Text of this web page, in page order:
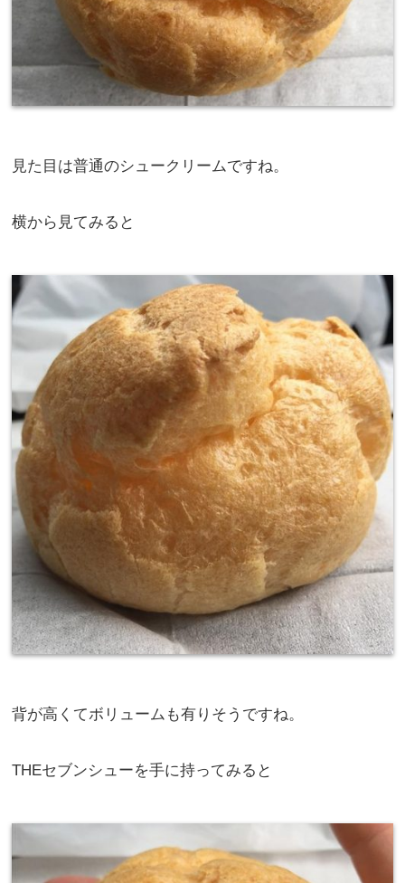
見た目は普通のシュークリームですね。
横から見てみると
背が高くてボリュームも有りそうですね。
THEセブンシューを手に持ってみると